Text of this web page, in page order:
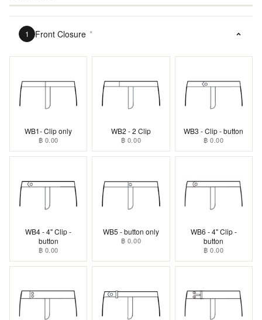
1 Front Closure *
WB1- Clip only
฿ 0.00
WB2 - 2 Clip
฿ 0.00
WB3 - Clip - button
฿ 0.00
WB4 - 4" Clip -
button
฿ 0.00
WB5 - button only
฿ 0.00
WB6 - 4" Clip -
button
฿ 0.00